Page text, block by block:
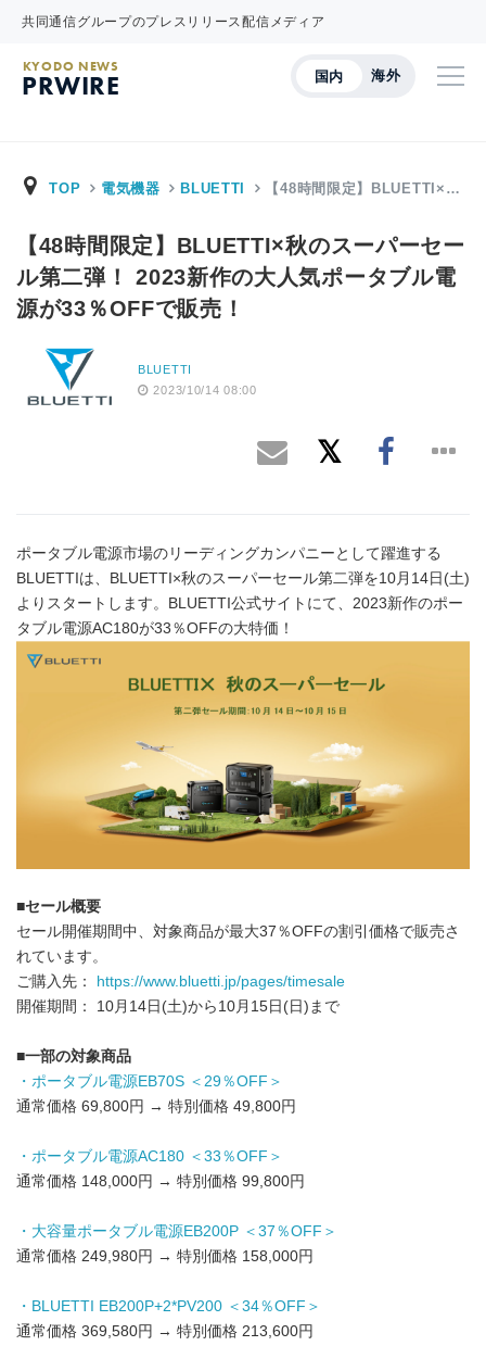
共同通信グループのプレスリリース配信メディア
国内 海外
KYODO NEWS
PRWIRE
TOP 電気機器 BLUETTI 【48時間限定】BLUETTI×…
【48時間限定】BLUETTI×秋のスーパーセー
ル第二弾！ 2023新作の大人気ポータブル電
源が33％OFFで販売！
BLUETTI
2023/10/14 08:00
ポータブル電源市場のリーディングカンパニーとして躍進する
BLUETTIは、BLUETTI×秋のスーパーセール第二弾を10月14日(土)
よりスタートします。BLUETTI公式サイトにて、2023新作のポー
タブル電源AC180が33％OFFの大特価！
■セール概要
セール開催期間中、対象商品が最大37％OFFの割引価格で販売さ
れています。
ご購入先：
https://www.bluetti.jp/pages/timesale
開催期間： 10月14日(土)から10月15日(日)まで
■一部の対象商品
・ポータブル電源EB70S ＜29％OFF＞
通常価格 69,800円 → 特別価格 49,800円
・ポータブル電源AC180 ＜33％OFF＞
通常価格 148,000円 → 特別価格 99,800円
・大容量ポータブル電源EB200P ＜37％OFF＞
通常価格 249,980円 → 特別価格 158,000円
・BLUETTI EB200P+2*PV200 ＜34％OFF＞
通常価格 369,580円 → 特別価格 213,600円